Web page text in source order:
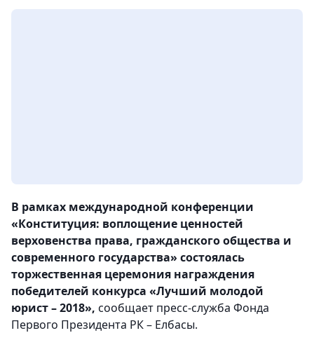
В рамках международной конференции
«Конституция: воплощение ценностей
верховенства права, гражданского общества и
современного государства» состоялась
торжественная церемония награждения
победителей конкурса «Лучший молодой
юрист – 2018», сообщает пресс-служба Фонда
Первого Президента РК – Елбасы.